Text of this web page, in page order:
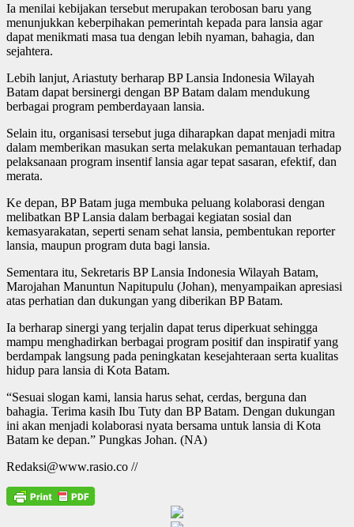
Ia menilai kebijakan tersebut merupakan terobosan baru yang
menunjukkan keberpihakan pemerintah kepada para lansia agar
dapat menikmati masa tua dengan lebih nyaman, bahagia, dan
sejahtera.
Lebih lanjut, Ariastuty berharap BP Lansia Indonesia Wilayah
Batam dapat bersinergi dengan BP Batam dalam mendukung
berbagai program pemberdayaan lansia.
Selain itu, organisasi tersebut juga diharapkan dapat menjadi mitra
dalam memberikan masukan serta melakukan pemantauan terhadap
pelaksanaan program insentif lansia agar tepat sasaran, efektif, dan
merata.
Ke depan, BP Batam juga membuka peluang kolaborasi dengan
melibatkan BP Lansia dalam berbagai kegiatan sosial dan
kemasyarakatan, seperti senam sehat lansia, pembentukan reporter
lansia, maupun program duta bagi lansia.
Sementara itu, Sekretaris BP Lansia Indonesia Wilayah Batam,
Marojahan Manuntun Napitupulu (Johan), menyampaikan apresiasi
atas perhatian dan dukungan yang diberikan BP Batam.
Ia berharap sinergi yang terjalin dapat terus diperkuat sehingga
mampu menghadirkan berbagai program positif dan inspiratif yang
berdampak langsung pada peningkatan kesejahteraan serta kualitas
hidup para lansia di Kota Batam.
“Sesuai slogan kami, lansia harus sehat, cerdas, berguna dan
bahagia. Terima kasih Ibu Tuty dan BP Batam. Dengan dukungan
ini akan menjadi kolaborasi nyata bersama untuk lansia di Kota
Batam ke depan.” Pungkas Johan. (NA)
Redaksi@www.rasio.co //